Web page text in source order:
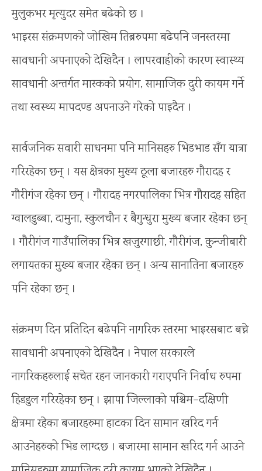
मुलुकभर मृत्युदर समेत बढेको छ ।
भाइरस संक्रमणको जोखिम तिब्ररुपमा बढेपनि जनस्तरमा
सावधानी अपनाएको देखिदैन । लापरवाहीको कारण स्वास्थ्य
सावधानी अन्तर्गत मास्कको प्रयोग, सामाजिक दुरी कायम गर्ने
तथा स्वस्थ्य मापदण्ड अपनाउने गरेको पाइदैन ।
सार्वजनिक सवारी साधनमा पनि मानिसहरु भिडभाड सँग यात्रा
गरिरहेका छन् । यस क्षेत्रका मुख्य ठूला बजारहरु गौरादह र
गौरीगंज रहेका छन् । गौरादह नगरपालिका भित्र गौरादह सहित
ग्वालडुब्बा, दामुना, स्कुलचौन र बैगुन्धुरा मुख्य बजार रहेका छन्
। गौरीगंज गाउँपालिका भित्र खजुरगाछी, गौरीगंज, कुन्जीबारी
लगायतका मुख्य बजार रहेका छन् । अन्य सानातिना बजारहरु
पनि रहेका छन् ।
संक्रमण दिन प्रतिदिन बढेपनि नागरिक स्तरमा भाइरसबाट बच्ने
सावधानी अपनाएको देखिदैन । नेपाल सरकारले
नागरिकहरुलाई सचेत रहन जानकारी गराएपनि निर्वाध रुपमा
हिडडुल गरिरहेका छन् । झापा जिल्लाको पश्चिम–दक्षिणी
क्षेत्रमा रहेका बजारहरुमा हाटका दिन सामान खरिद गर्न
आउनेहरुको भिड लाग्दछ । बजारमा सामान खरिद गर्न आउने